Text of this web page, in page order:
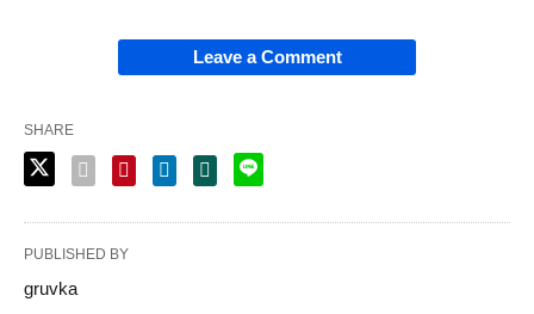
Leave a Comment
SHARE
PUBLISHED BY
gruvka